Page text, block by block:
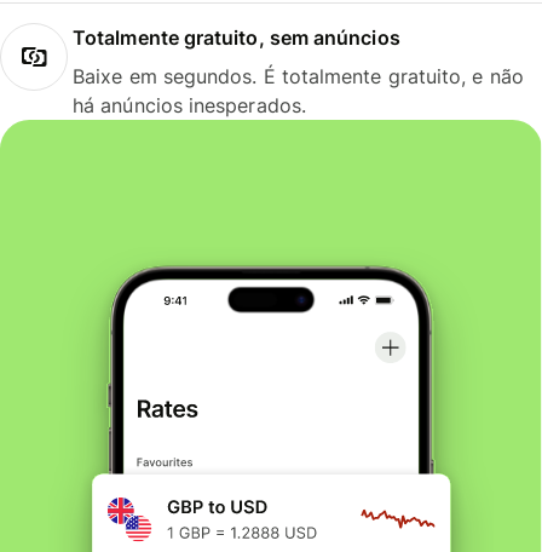
Totalmente gratuito, sem anúncios
Baixe em segundos. É totalmente gratuito, e não
há anúncios inesperados.